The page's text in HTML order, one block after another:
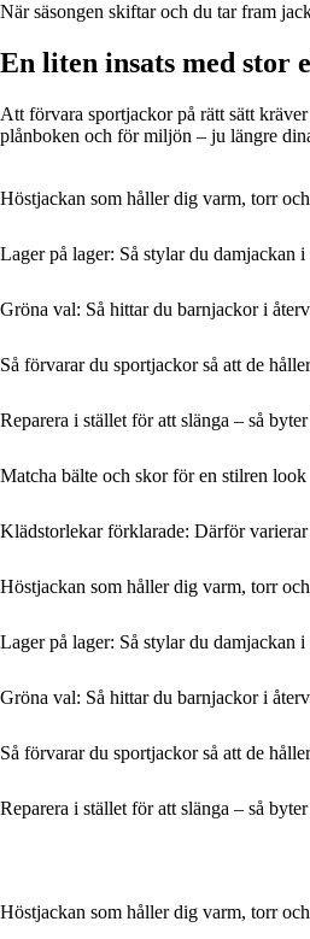
När säsongen skiftar och du tar fram
En liten insats med stor
Att förvara sportjackor på rätt sätt
plånboken och för miljön – ju längre
Höstjackan som håller dig varm, torr
Lager på lager: Så stylar du damjackan
Gröna val: Så hittar du barnjackor i
Så förvarar du sportjackor så att de
Reparera i stället för att slänga – så
Matcha bälte och skor för en stilren look
Klädstorlekar förklarade: Därför
Höstjackan som håller dig varm, torr
Lager på lager: Så stylar du damjackan
Gröna val: Så hittar du barnjackor i
Så förvarar du sportjackor så att de
Reparera i stället för att slänga – så
Höstjackan som håller dig varm, torr